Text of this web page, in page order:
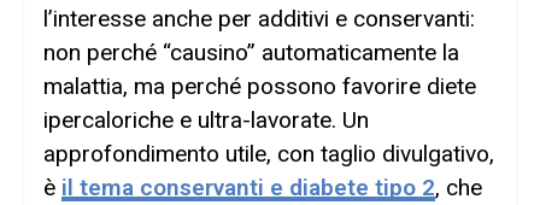
l’interesse anche per additivi e conservanti:
non perché “causino” automaticamente la
malattia, ma perché possono favorire diete
ipercaloriche e ultra-lavorate. Un
approfondimento utile, con taglio divulgativo,
è il tema conservanti e diabete tipo 2, che